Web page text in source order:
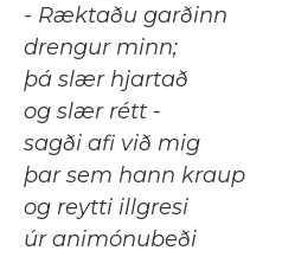
- Ræktaðu garðinn
drengur minn;
þá slær hjartað
og slær rétt -
sagði afi við mig
þar sem hann kraup
og reytti illgresi
úr animónubeði